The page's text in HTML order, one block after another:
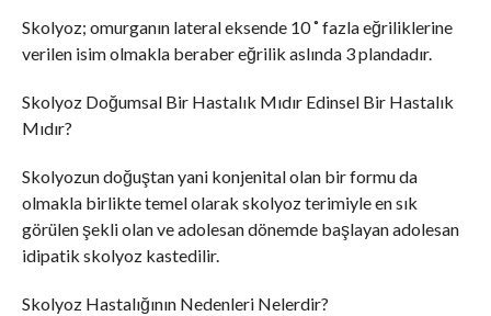
Skolyoz; omurganın lateral eksende 10 ˚ fazla eğriliklerine
verilen isim olmakla beraber eğrilik aslında 3 plandadır.
Skolyoz Doğumsal Bir Hastalık Mıdır Edinsel Bir Hastalık
Mıdır?
Skolyozun doğuştan yani konjenital olan bir formu da
olmakla birlikte temel olarak skolyoz terimiyle en sık
görülen şekli olan ve adolesan dönemde başlayan adolesan
idipatik skolyoz kastedilir.
Skolyoz Hastalığının Nedenleri Nelerdir?